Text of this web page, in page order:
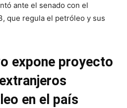
ante el senado con el
que regula el petróleo y sus
expone proyecto
en el país